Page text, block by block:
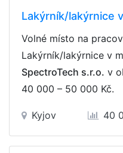
Lakýrník/lakýrnice
Volné místo na
Lakýrník/lakýrnice v
SpectroTech s.r.o. v
40 000 – 50 000 Kč.
Kyjov 40